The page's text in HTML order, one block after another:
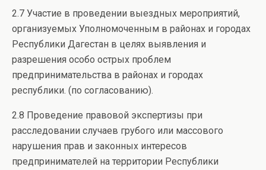
2.7 Участие в проведении выездных мероприятий,
организуемых Уполномоченным в районах и городах
Республики Дагестан в целях выявления и
разрешения особо острых проблем
предпринимательства в районах и городах
республики. (по согласованию).
2.8 Проведение правовой экспертизы при
расследовании случаев грубого или массового
нарушения прав и законных интересов
предпринимателей на территории Республики